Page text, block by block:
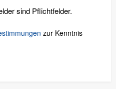
sind Pflichtfelder.
zur Kenntnis